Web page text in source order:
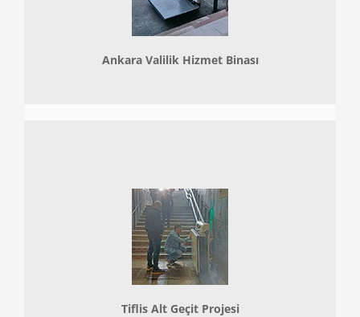
Ankara Valilik Hizmet Binası
Tiflis Alt Geçit Projesi